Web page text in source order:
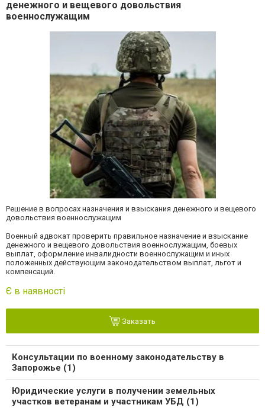
денежного и вещевого довольствия
военнослужащим
Решение в вопросах назначения и взыскания денежного и вещевого
довольствия военнослужащим
Военный адвокат проверить правильное назначение и взыскание
денежного и вещевого довольствия военнослужащим, боевых
выплат, оформление инвалидности военнослужащим и иных
положенных действующим законодательством выплат, льгот и
компенсаций.
Є в наявності
Заказать
Консультации по военному законодательству в
Запорожье (1)
Юридические услуги в получении земельных
участков ветеранам и участникам УБД (1)